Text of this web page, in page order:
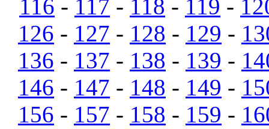
116 - 117 - 118 - 119 -
126 - 127 - 128 - 129 -
136 - 137 - 138 - 139 -
146 - 147 - 148 - 149 -
156 - 157 - 158 - 159 -